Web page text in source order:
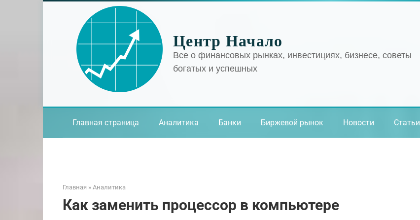
Центр Начало
Все о финансовых рынках, инвестициях, бизнесе, советы
богатых и успешных
Главная страница Аналитика Банки Биржевой рынок Новости Статьи
Главная » Аналитика
Как заменить процессор в компьютере